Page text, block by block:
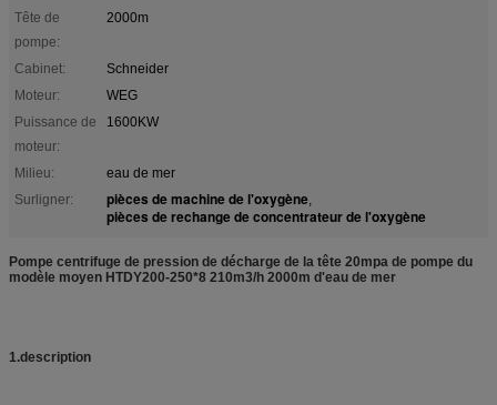
Tête de
pompe:
2000m
Cabinet:
Schneider
Moteur:
WEG
Puissance de
moteur:
1600KW
Milieu:
eau de mer
Surligner:
pièces de machine de l'oxygène,
pièces de rechange de concentrateur de l'oxygène
Pompe centrifuge de pression de décharge de la tête 20mpa de pompe du
modèle moyen HTDY200-250*8 210m3/h 2000m d'eau de mer
1.description